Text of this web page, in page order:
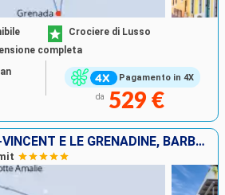
Pagamento in 4X
Crociere di Lusso
completa
da 529 €
PORTORICO, SAINT-VINCENT E LE GRENADINE, BARBADOS, MARTINICA, ANTIGUA E BARBUDA, STATI UNITI